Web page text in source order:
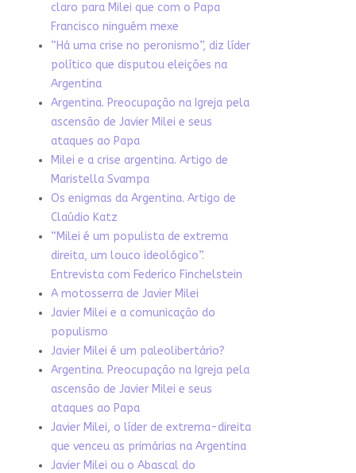
claro para Milei que com o Papa
Francisco ninguém mexe
“Há uma crise no peronismo”, diz líder
político que disputou eleições na
Argentina
Argentina. Preocupação na Igreja pela
ascensão de Javier Milei e seus
ataques ao Papa
Milei e a crise argentina. Artigo de
Maristella Svampa
Os enigmas da Argentina. Artigo de
Claúdio Katz
“Milei é um populista de extrema
direita, um louco ideológico”.
Entrevista com Federico Finchelstein
A motosserra de Javier Milei
Javier Milei e a comunicação do
populismo
Javier Milei é um paleolibertário?
Argentina. Preocupação na Igreja pela
ascensão de Javier Milei e seus
ataques ao Papa
Javier Milei, o líder de extrema-direita
que venceu as primárias na Argentina
Javier Milei ou o Abascal do